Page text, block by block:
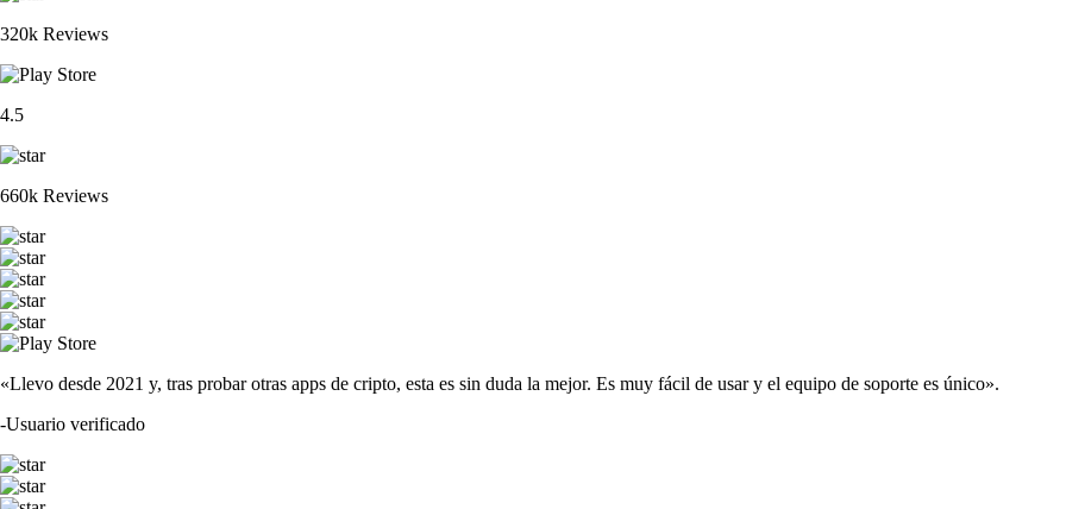
320k Reviews
4.5
660k Reviews
«Llevo desde 2021 y, tras probar otras apps de cripto, esta es sin duda la mejor. Es muy fácil de usar y el equipo de soporte es único».
-Usuario verificado